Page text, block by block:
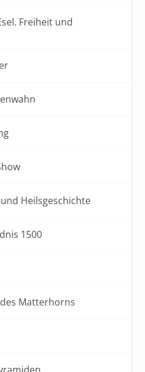
Freiheit und
Heilsgeschichte
1500
Matterhorns